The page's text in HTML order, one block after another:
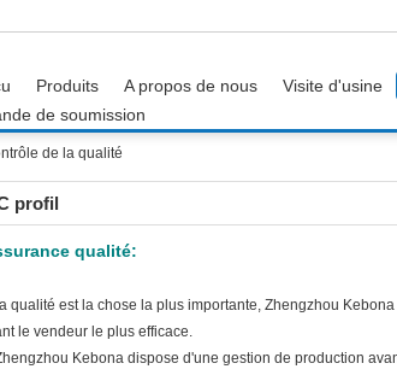
Produits A propos de nous Visite d'usine
de soumission
de la qualité
profil
qualité:
qualité est la chose la plus importante, Zhengzhou
le vendeur le plus efficace.
Kebona dispose d'une gestion de production